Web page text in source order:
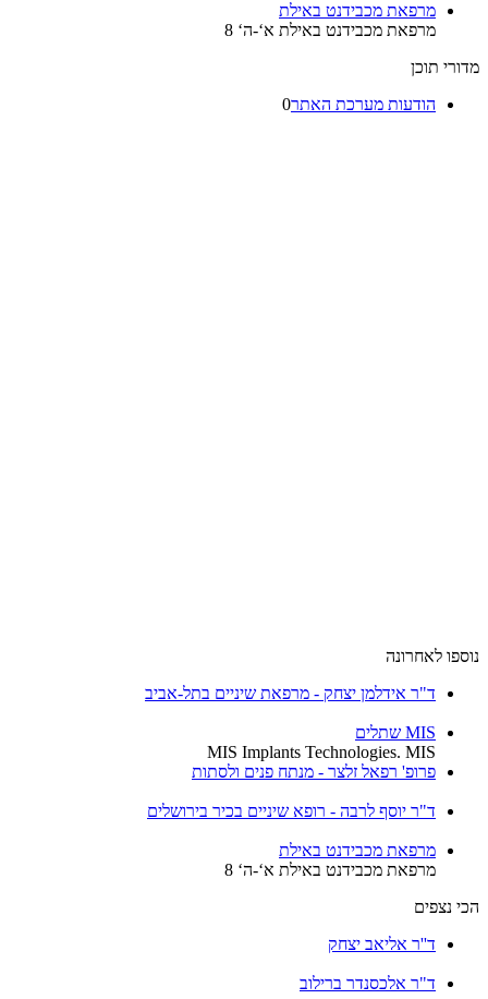
מרפאת מכבידנט באילת
מרפאת מכבידנט באילת א‘-ה‘ 8
מדורי תוכן
הודעות מערכת האתר0
נוספו לאחרונה
ד"ר אידלמן יצחק - מרפאת שיניים בתל-אביב
MIS שתלים
MIS Implants Technologies. MIS
פרופ' רפאל זלצר - מנתח פנים ולסתות
ד"ר יוסף לרבה - רופא שיניים בכיר בירושלים
מרפאת מכבידנט באילת
מרפאת מכבידנט באילת א‘-ה‘ 8
הכי נצפים
ד''ר אליאב יצחק
ד"ר אלכסנדר ברילוב